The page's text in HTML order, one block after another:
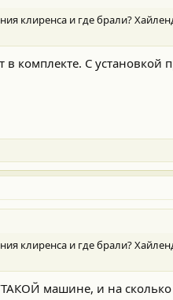
клиренса и где брали?
комплекте. С установкой
клиренса и где брали?
машине, и на сколько